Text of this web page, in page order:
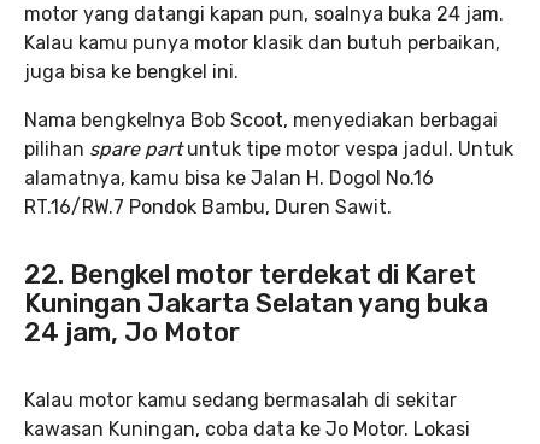
motor yang datangi kapan pun, soalnya buka 24 jam.
Kalau kamu punya motor klasik dan butuh perbaikan,
juga bisa ke bengkel ini.
Nama bengkelnya Bob Scoot, menyediakan berbagai
pilihan spare partuntuk tipe motor vespa jadul. Untuk
alamatnya, kamu bisa ke Jalan H. Dogol No.16
RT.16/RW.7 Pondok Bambu, Duren Sawit.
22. Bengkel motor terdekat di Karet
Kuningan Jakarta Selatan yang buka
24 jam, Jo Motor
Kalau motor kamu sedang bermasalah di sekitar
kawasan Kuningan, coba data ke Jo Motor. Lokasi